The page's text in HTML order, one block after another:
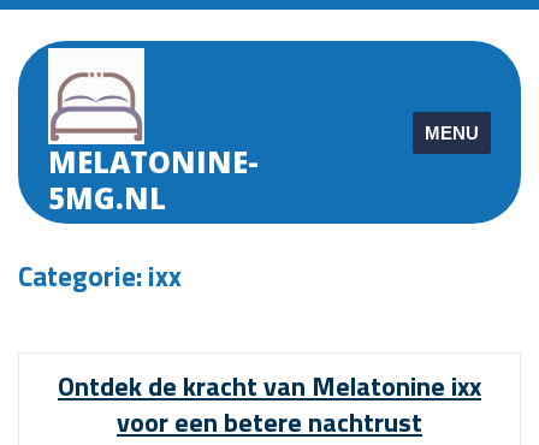
Skip
content
MELATONINE-
5MG.NL
MENU
Categorie:ixx
Ontdek de kracht van Melatonine ixx
voor een betere nachtrust